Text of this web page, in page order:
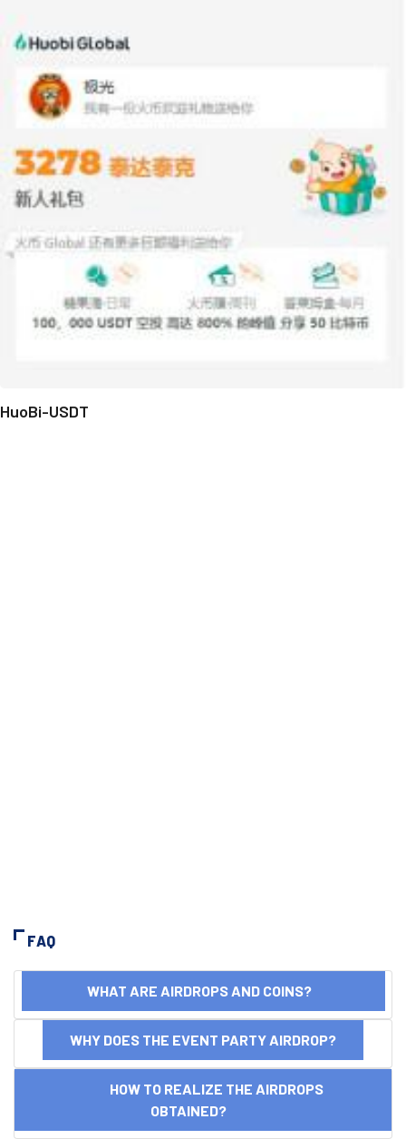
HuoBi-USDT
FAQ
WHAT ARE AIRDROPS AND COINS?
WHY DOES THE EVENT PARTY AIRDROP?
HOW TO REALIZE THE AIRDROPS
OBTAINED?